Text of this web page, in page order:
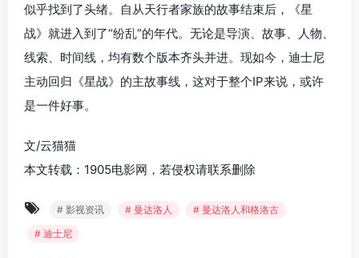
似乎找到了头绪。自从天行者家族的故事结束后，《星
战》就进入到了“纷乱”的年代。无论是导演、故事、人物、
线索、时间线，均有数个版本齐头并进。现如今，迪士尼
主动回归《星战》的主故事线，这对于整个IP来说，或许
是一件好事。
文/云猫猫
本文转载：1905电影网，若侵权请联系删除
# 影视资讯 # 曼达洛人
# 曼达洛人和格洛古
# 迪士尼